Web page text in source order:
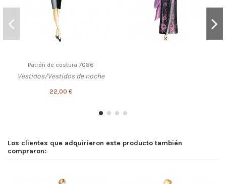
Patrón de costura 7086
Vestidos/Vestidos de noche
22,00 €
Los clientes que adquirieron este producto también
compraron: